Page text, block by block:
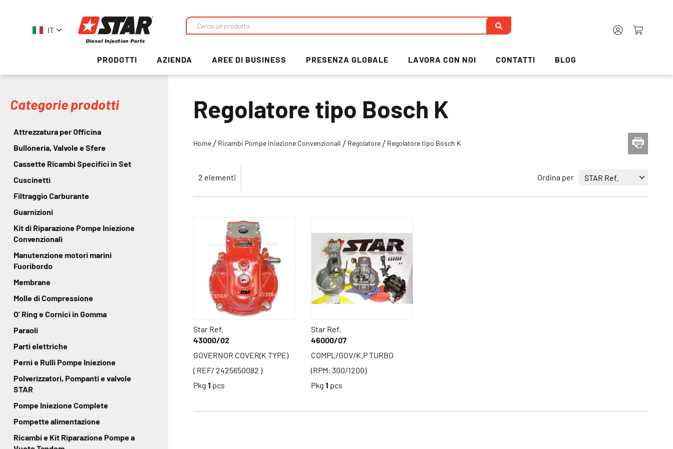
IT
Ricerca
PRODOTTI AZIENDA AREE DI BUSINESS PRESENZA GLOBALE LAVORA CON NOI CONTATTI BLOG
Regolatore tipo Bosch K
Home Ricambi Pompe Iniezione Convenzionali Regolatore Regolatore tipo Bosch K
2 elementi Ordina per
Star Ref.
43000/02
GOVERNOR COVER(K TYPE)
( REF/ 2425650082 )
Pkg 1 pcs
Star Ref.
46000/07
COMPL/GOV/K.P TURBO
(RPM: 300/1200)
Pkg 1 pcs
Categorie prodotti
Attrezzatura per Officina
Bulloneria, Valvole e Sfere
Cassette Ricambi Specifici in Set
Cuscinetti
Filtraggio Carburante
Guarnizioni
Kit di Riparazione Pompe Iniezione
Convenzionali
Manutenzione motori marini
Fuoribordo
Membrane
Molle di Compressione
O' Ring e Cornici in Gomma
Paraoli
Parti elettriche
Perni e Rulli Pompe Iniezione
Polverizzatori, Pompanti e valvole
STAR
Pompe Iniezione Complete
Pompette alimentazione
Ricambi e Kit Riparazione Pompe a